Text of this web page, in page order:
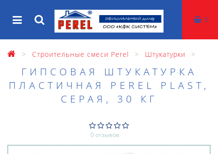
0
Строительные смеси Perel Штукатурки
ГИПСОВАЯ ШТУКАТУРКА
ПЛАСТИЧНАЯ PEREL PLAST,
СЕРАЯ, 30 КГ
0 отзывов